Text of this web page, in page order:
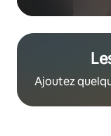
Ajoutez